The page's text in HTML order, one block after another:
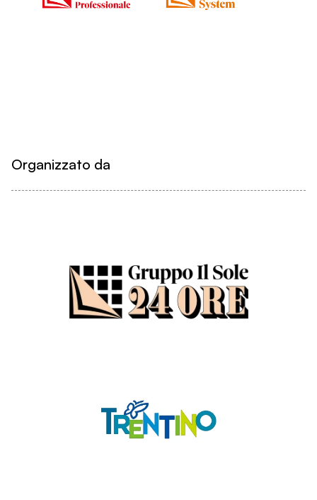
Organizzato da